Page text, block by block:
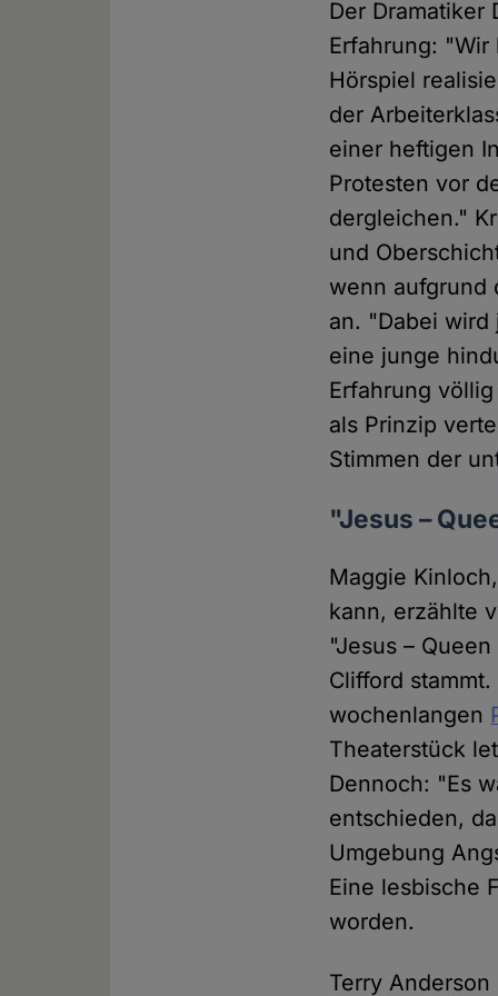
Der Dramatiker
Erfahrung:
Hörspiel
der
einer heftigen
Protesten vor
dergleichen."
und
wenn aufgrund
an. "Dabei
eine junge
Erfahrung
als Prinzip
Stimmen der
"Jesus –
Maggie
kann, erzählte
"Jesus –
Clifford
wochenlangen
Theaterstück
Dennoch: "Es
entschieden,
Umgebung
Eine lesbische
worden.
Terry